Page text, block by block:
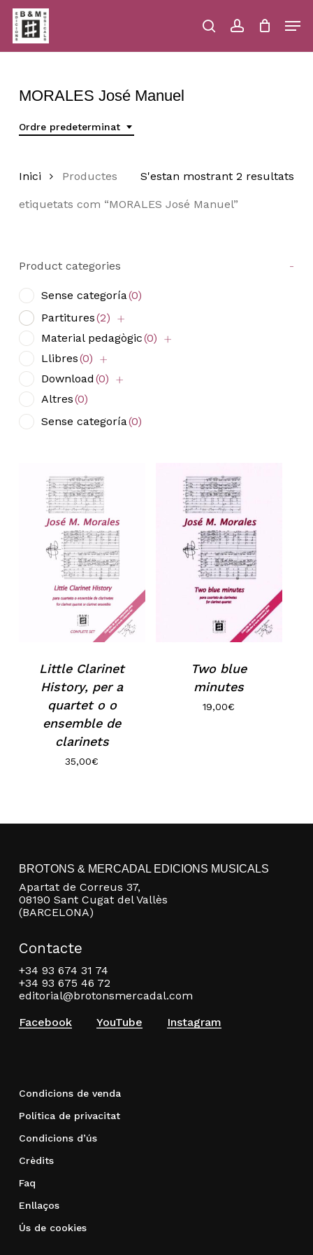
Skip
main
content
searchaccount
Close
No hi ha productes a la cistella.
MORALES José Manuel
Ordre predeterminat
S'estan mostrant 2 resultats
Inici Productes
etiquetats com “MORALES José Manuel”
Product categories -
Sense categoría(0)
Partitures(2)
Material pedagògic(0)
Llibres(0)
Download (0)
Altres(0)
Sense categoría(0)
Little Clarinet
History, per a
quartet o o
ensemble de
clarinets
35,00€
Two blue
minutes
19,00€
BROTONS & MERCADAL EDICIONS MUSICALS
Apartat de Correus 37,
08190 Sant Cugat del Vallès
(BARCELONA)
Contacte
+34 93 674 31 74
+34 93 675 46 72
editorial@brotonsmercadal.com
Facebook
YouTube Instagram
Condicions de venda
Política de privacitat
Condicions d’ús
Crèdits
Faq
Enllaços
Ús de cookies
Menu